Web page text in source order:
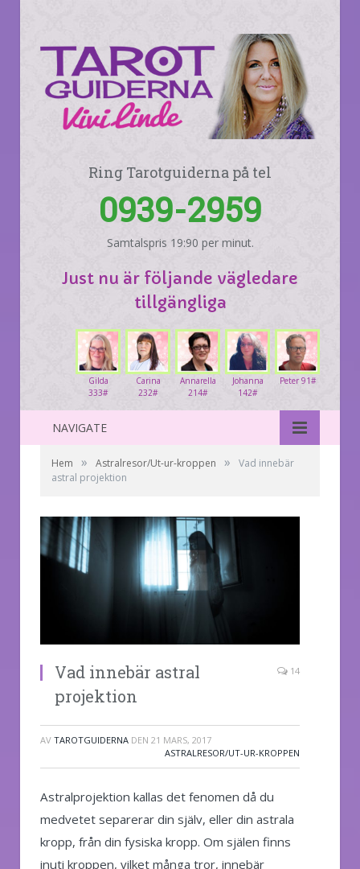
Ring Tarotguiderna på tel
0939-2959
Samtalspris 19:90 per minut.
Just nu är följande vägledare
tillgängliga
Peter 91#
Johanna
142#
Annarella
214#
Carina
232#
Gilda
333#
NAVIGATE
Hem » Astralresor/Ut-ur-kroppen »
Vad innebär
astral projektion
Vad innebär astral
projektion
14
AV TAROTGUIDERNA DEN 21 MARS, 2017
ASTRALRESOR/UT-UR-KROPPEN
Astralprojektion kallas det fenomen då du
medvetet separerar din själv, eller din astrala
kropp, från din fysiska kropp. Om själen finns
inuti kroppen, vilket många tror, innebär